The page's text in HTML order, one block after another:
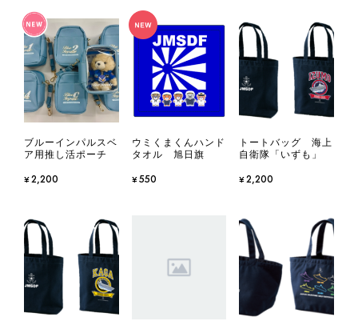
ブルーインパルスベ
ア用推し活ポーチ
¥2,200
ウミくまくんハンド
タオル 旭日旗
¥550
トートバッグ 海上
自衛隊「いずも」
¥2,200